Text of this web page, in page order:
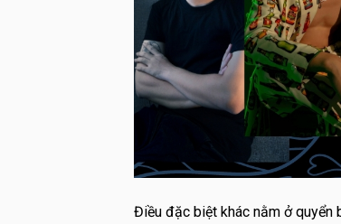
Điều đặc biệt khác nằm ở quyển